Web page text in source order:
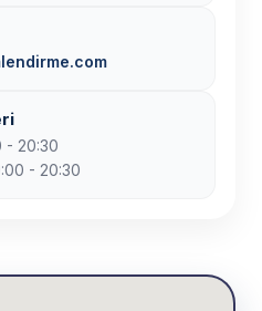
- 20:30
- 20:30